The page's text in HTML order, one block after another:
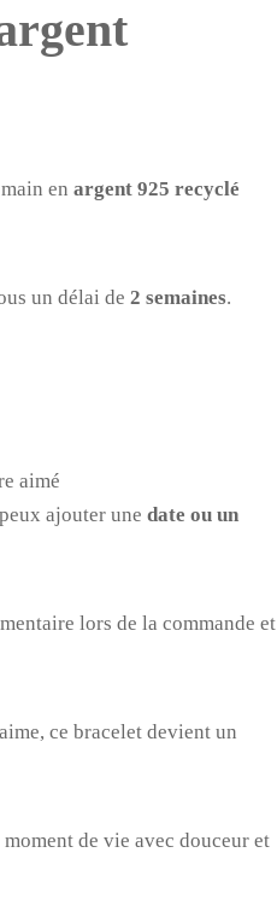
en argent 925 recyclé
un délai de 2 semaines.
aimé
ajouter une date ou un
lors de la commande et
ce bracelet devient un
de vie avec douceur et